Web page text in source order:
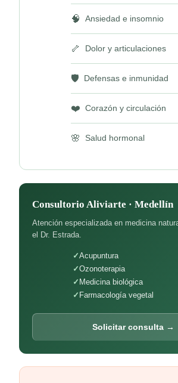
🧠 Ansiedad e insomnio
🦴 Dolor y articulaciones
🛡️ Defensas e inmunidad
❤️ Corazón y circulación
🌸 Salud hormonal
Consultorio Aliviarte · Medellín
Atención especializada en medicina
el Dr. Estrada.
Acupuntura
Ozonoterapia
Medicina biológica
Farmacología vegetal
Solicitar consulta →